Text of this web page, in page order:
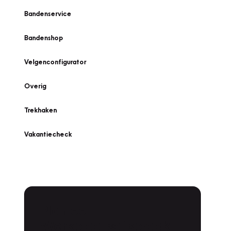
Bandenservice
Bandenshop
Velgenconfigurator
Overig
Trekhaken
Vakantiecheck